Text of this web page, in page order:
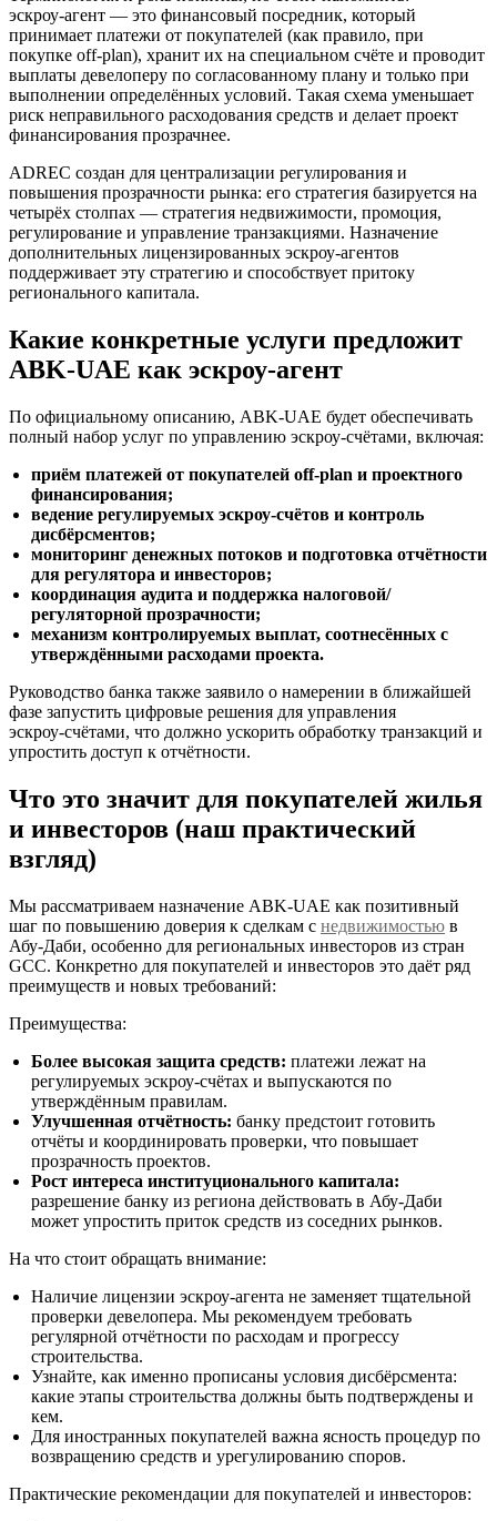
эскроу‑агент — это финансовый посредник, который
принимает платежи от покупателей (как правило, при
покупке off‑plan), хранит их на специальном счёте и проводит
выплаты девелоперу по согласованному плану и только при
выполнении определённых условий. Такая схема уменьшает
риск неправильного расходования средств и делает проект
финансирования прозрачнее.
ADREC создан для централизации регулирования и
повышения прозрачности рынка: его стратегия базируется на
четырёх столпах — стратегия недвижимости, промоция,
регулирование и управление транзакциями. Назначение
дополнительных лицензированных эскроу‑агентов
поддерживает эту стратегию и способствует притоку
регионального капитала.
Какие конкретные услуги предложит
ABK‑UAE как эскроу‑агент
По официальному описанию, ABK‑UAE будет обеспечивать
полный набор услуг по управлению эскроу‑счётами, включая:
приём платежей от покупателей off‑plan и проектного
финансирования;
ведение регулируемых эскроу‑счётов и контроль
дисбёрсментов;
мониторинг денежных потоков и подготовка отчётности
для регулятора и инвесторов;
координация аудита и поддержка налоговой/
регуляторной прозрачности;
механизм контролируемых выплат, соотнесённых с
утверждёнными расходами проекта.
Руководство банка также заявило о намерении в ближайшей
фазе запустить цифровые решения для управления
эскроу‑счётами, что должно ускорить обработку транзакций и
упростить доступ к отчётности.
Что это значит для покупателей жилья
и инвесторов (наш практический
взгляд)
Мы рассматриваем назначение ABK‑UAE как позитивный
шаг по повышению доверия к сделкам с недвижимостью в
Абу‑Даби, особенно для региональных инвесторов из стран
GCC. Конкретно для покупателей и инвесторов это даёт ряд
преимуществ и новых требований:
Преимущества:
Более высокая защита средств: платежи лежат на
регулируемых эскроу‑счётах и выпускаются по
утверждённым правилам.
Улучшенная отчётность: банку предстоит готовить
отчёты и координировать проверки, что повышает
прозрачность проектов.
Рост интереса институционального капитала:
разрешение банку из региона действовать в Абу‑Даби
может упростить приток средств из соседних рынков.
На что стоит обращать внимание:
Наличие лицензии эскроу‑агента не заменяет тщательной
проверки девелопера. Мы рекомендуем требовать
регулярной отчётности по расходам и прогрессу
строительства.
Узнайте, как именно прописаны условия дисбёрсмента:
какие этапы строительства должны быть подтверждены и
кем.
Для иностранных покупателей важна ясность процедур по
возвращению средств и урегулированию споров.
Практические рекомендации для покупателей и инвесторов: